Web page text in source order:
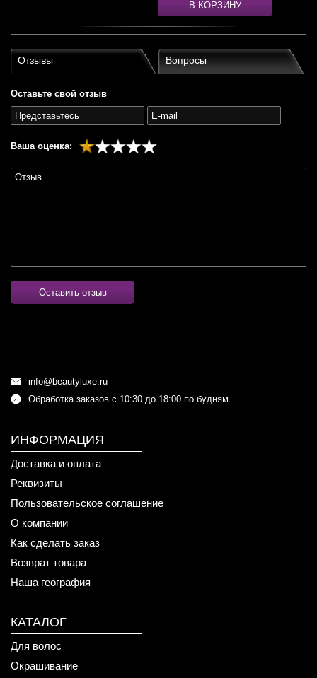
В КОРЗИНУ
Отзывы Вопросы
Оставьте свой отзыв
Ваша оценка:
Оставить отзыв
info@beautyluxe.ru
Обработка заказов с 10:30 до 18:00 по будням
ИНФОРМАЦИЯ
Доставка и оплата
Реквизиты
Пользовательское соглашение
О компании
Как сделать заказ
Возврат товара
Наша география
КАТАЛОГ
Для волос
Окрашивание